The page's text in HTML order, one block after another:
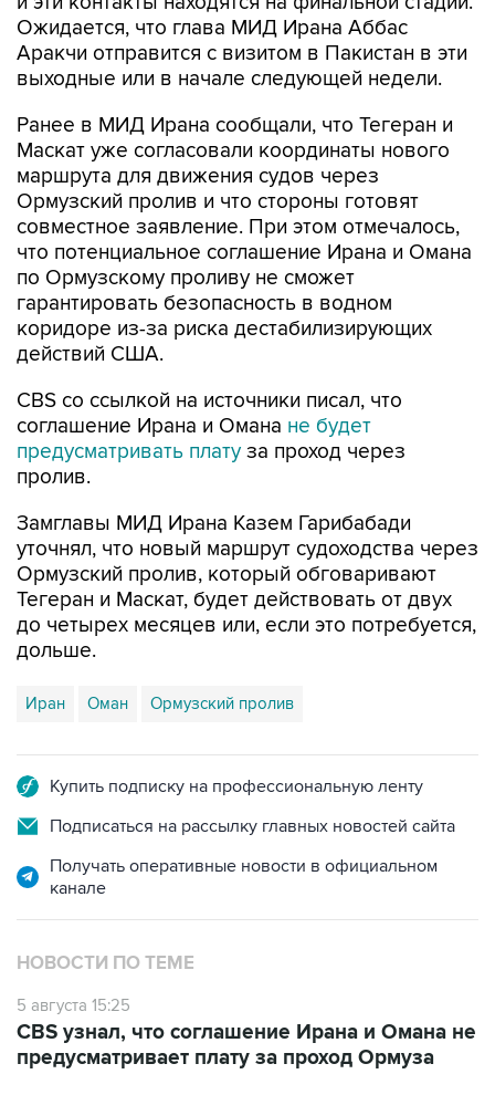
Ожидается, что глава МИД Ирана Аббас
Аракчи отправится с визитом в Пакистан в эти
выходные или в начале следующей недели.
Ранее в МИД Ирана сообщали, что Тегеран и
Маскат уже согласовали координаты нового
маршрута для движения судов через
Ормузский пролив и что стороны готовят
совместное заявление. При этом отмечалось,
что потенциальное соглашение Ирана и Омана
по Ормузскому проливу не сможет
гарантировать безопасность в водном
коридоре из-за риска дестабилизирующих
действий США.
CBS со ссылкой на источники писал, что
соглашение Ирана и Омана не будет
предусматривать плату за проход через
пролив.
Замглавы МИД Ирана Казем Гарибабади
уточнял, что новый маршрут судоходства через
Ормузский пролив, который обговаривают
Тегеран и Маскат, будет действовать от двух
до четырех месяцев или, если это потребуется,
дольше.
Иран Оман Ормузский пролив
Купить подписку на профессиональную ленту
Подписаться на рассылку главных новостей сайта
Получать оперативные новости в официальном
канале
НОВОСТИ ПО ТЕМЕ
5 августа 15:25
CBS узнал, что соглашение Ирана и Омана не
предусматривает плату за проход Ормуза